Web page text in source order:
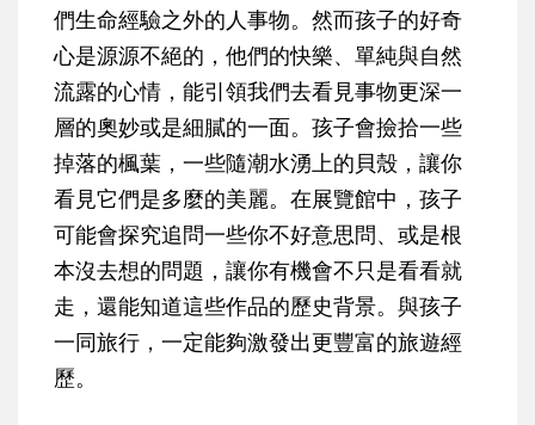
們生命經驗之外的人事物。然而孩子的好奇
心是源源不絕的，他們的快樂、單純與自然
流露的心情，能引領我們去看見事物更深一
層的奧妙或是細膩的一面。孩子會撿拾一些
掉落的楓葉，一些隨潮水湧上的貝殼，讓你
看見它們是多麼的美麗。在展覽館中，孩子
可能會探究追問一些你不好意思問、或是根
本沒去想的問題，讓你有機會不只是看看就
走，還能知道這些作品的歷史背景。與孩子
一同旅行，一定能夠激發出更豐富的旅遊經
歷。